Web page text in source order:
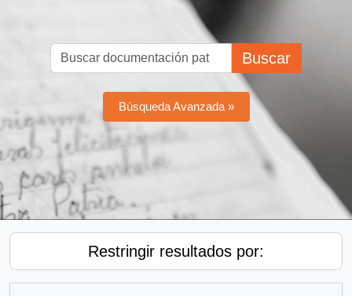
Buscar
Búsqueda Avanzada »
Restringir resultados por: